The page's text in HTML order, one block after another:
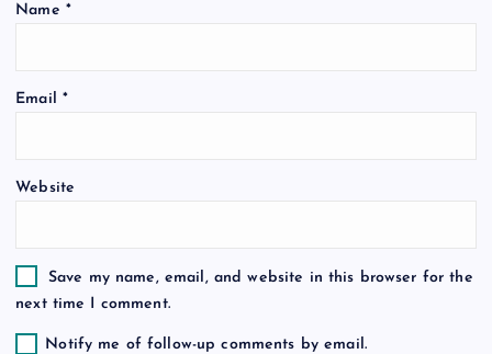
i
Name *
Email *
Website
Save my name, email, and website in this browser for the
next time I comment.
Notify me of follow-up comments by email.